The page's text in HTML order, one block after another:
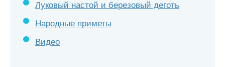
Луковый настой и березовый деготь
Народные приметы
Видео